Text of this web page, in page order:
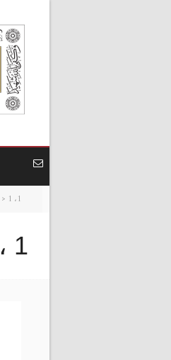
> 1 ،1 الفاتحة
1 ،1 الفاتحة